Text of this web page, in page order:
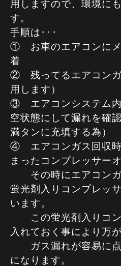
用しますので、環境に
す。
手順は･･･
① お車のエアコンにメ
着
② 残ってるエアコン
用します）
③ エアコンシステム
空状態にして漏れを確
満タンに充填する為）
④ エアコンガス回収時
まったコンプレッサー
その時にエアコンガ
蛍光剤入りコンプレッ
います。
この蛍光剤入りコン
入れておく事により万
ガス漏れが容易に点
になります。